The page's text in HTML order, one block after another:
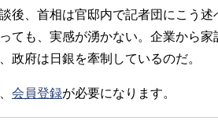
後、首相は官邸内で記者団にこう
ても、実感が湧かない。企業から
政府は日銀を牽制しているのだ。
会員登録が必要になります。